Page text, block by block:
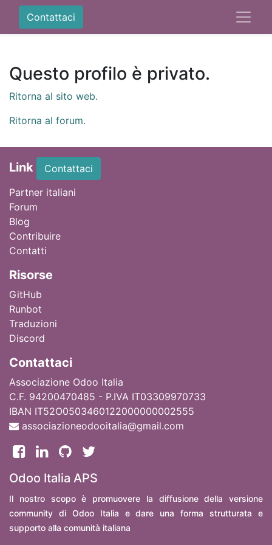
Contattaci
Questo profilo è privato.
Ritorna al sito web.
Ritorna al forum.
Link
Contattaci
Partner italiani
Forum
Blog
Contribuire
Contatti
Risorse
GitHub
Runbot
Traduzioni
Discord
Contattaci
Associazione Odoo Italia
C.F. 94200470485 - P.IVA IT03309970733
IBAN IT52O0503460122000000002555
associazioneodooitalia@gmail.com
Odoo Italia APS
Il nostro scopo è promuovere la diffusione della versione
community di Odoo Italia e dare una forma strutturata e
supporto alla comunità italiana